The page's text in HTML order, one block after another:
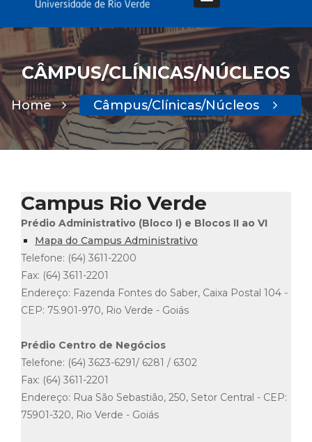
CÂMPUS/CLÍNICAS/NÚCLEOS
Home Câmpus/Clínicas/Núcleos
Campus Rio Verde
Prédio Administrativo (Bloco I) e Blocos II ao VI
Mapa do Campus Administrativo
Telefone: (64) 3611-2200
Fax: (64) 3611-2201
Endereço: Fazenda Fontes do Saber, Caixa Postal 104 -
CEP: 75.901-970, Rio Verde - Goiás
Prédio Centro de Negócios
Telefone: (64) 3623-6291/ 6281 / 6302
Fax: (64) 3611-2201
Endereço: Rua São Sebastião, 250, Setor Central - CEP:
75901-320, Rio Verde - Goiás